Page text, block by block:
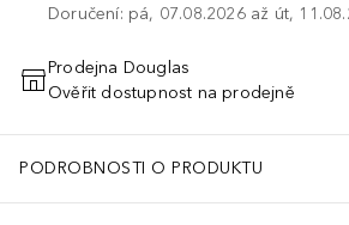
Doručení: pá, 07.08.2026 až út,
PŘIDAT DO KOŠÍKU
Prodejna Douglas
Ověřit dostupnost na prodejně
PODROBNOSTI O PRODUKTU